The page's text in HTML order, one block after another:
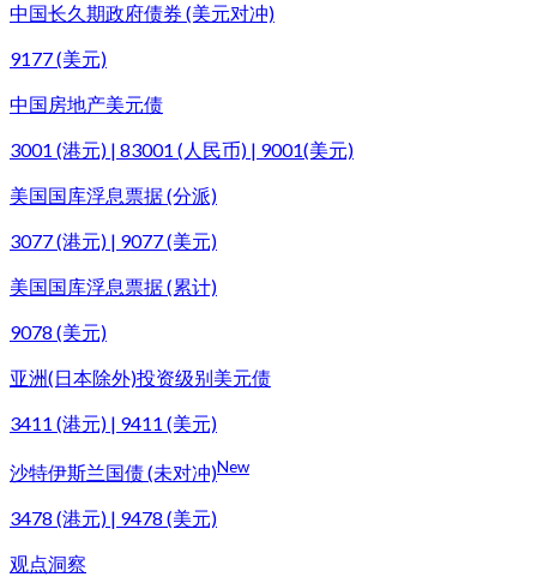
中国长久期政府债券 (美元对冲)
9177 (美元)
中国房地产美元债
3001 (港元) | 83001 (人民币) | 9001(美元)
美国国库浮息票据 (分派)
3077 (港元) | 9077 (美元)
美国国库浮息票据 (累计)
9078 (美元)
亚洲(日本除外)投资级别美元债
3411 (港元) | 9411 (美元)
沙特伊斯兰国债 (未对冲)New
3478 (港元) | 9478 (美元)
观点洞察